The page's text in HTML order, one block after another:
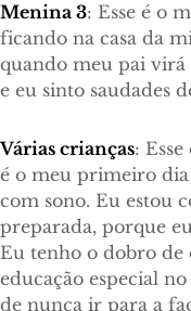
Menina 3: Esse é o
ficando na casa da
quando meu pai virá
e eu sinto saudades
Várias crianças:
é o meu primeiro
com sono. Eu estou
preparada, porque
Eu tenho o dobro de
educação especial
de nunca ir para a